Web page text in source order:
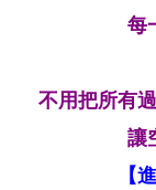
每
不用把所有
讓
【